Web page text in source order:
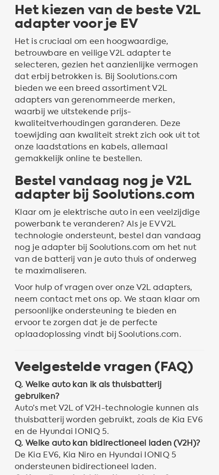
Het kiezen van de beste V2L
adapter voor je EV
Het is cruciaal om een hoogwaardige,
betrouwbare en veilige V2L adapter te
selecteren, gezien het aanzienlijke vermogen
dat erbij betrokken is. Bij Soolutions.com
bieden we een breed assortiment V2L
adapters van gerenommeerde merken,
waarbij we uitstekende prijs-
kwaliteitverhoudingen garanderen. Deze
toewijding aan kwaliteit strekt zich ook uit tot
onze laadstations en kabels, allemaal
gemakkelijk online te bestellen.
Bestel vandaag nog je V2L
adapter bij Soolutions.com
Klaar om je elektrische auto in een veelzijdige
powerbank te veranderen? Als je EV V2L
technologie ondersteunt, bestel dan vandaag
nog je adapter bij Soolutions.com om het nut
van de batterij van je auto thuis of onderweg
te maximaliseren.
Voor hulp of vragen over onze V2L adapters,
neem contact met ons op. We staan klaar om
persoonlijke ondersteuning te bieden en
ervoor te zorgen dat je de perfecte
oplaadoplossing vindt bij Soolutions.com.
Veelgestelde vragen (FAQ)
Q. Welke auto kan ik als thuisbatterij
gebruiken?
Auto’s met V2L of V2H-technologie kunnen als
thuisbatterij worden gebruikt, zoals de Kia EV6
en de Hyundai IONIQ 5.
Q. Welke auto kan bidirectioneel laden (V2H)?
De Kia EV6, Kia Niro en Hyundai IONIQ 5
ondersteunen bidirectioneel laden.